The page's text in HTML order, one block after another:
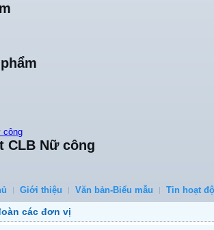
công
CLB Nữ công
Giới thiệu Văn bản-Biểu mẫu Tin hoạt
các đơn vị